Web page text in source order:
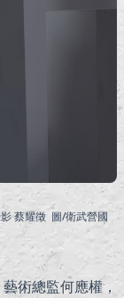
蔡耀徵 圖/衛武營國
術總監何應權，